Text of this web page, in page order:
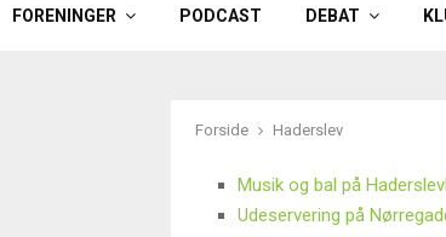
FORENINGER PODCAST DEBAT
Forside Haderslev
Musik og bal på
Udeservering på